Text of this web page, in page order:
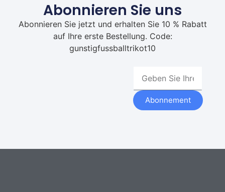
Abonnieren Sie uns
Abonnieren Sie jetzt und erhalten Sie 10 % Rabatt
auf Ihre erste Bestellung. Code:
gunstigfussballtrikot10
Abonnement